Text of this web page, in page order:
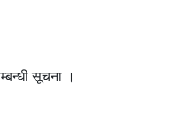
सूचना ।